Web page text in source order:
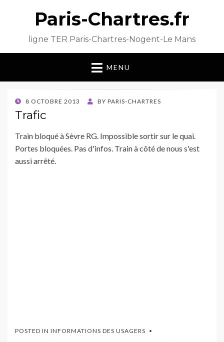
Paris-Chartres.fr
ligne TER Paris-Chartres-Nogent-Le Mans
MENU
POSTED
ON
8 OCTOBRE 2013 BY PARIS-CHARTRES
Trafic
Train bloqué à Sèvre RG. Impossible sortir sur le quai.
Portes bloquées. Pas d'infos. Train à côté de nous s'est
aussi arrêté.
POSTED IN INFORMATIONS DES USAGERS